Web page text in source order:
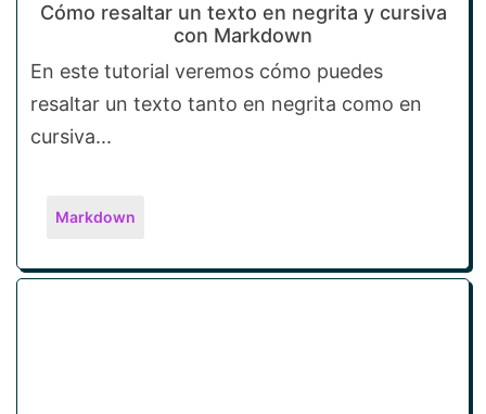
Cómo resaltar un texto en negrita y cursiva
con Markdown
En este tutorial veremos cómo puedes
resaltar un texto tanto en negrita como en
cursiva...
Markdown